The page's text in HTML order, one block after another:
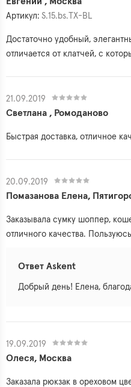
Артикул: S.15.bs.TX-BL
Достаточно удобный,
отличается от клатчей, с
21.09.2019
Светлана , Ромоданово
Быстрая доставка, отличное
20.09.2019
Помазанова Елена,
Заказывала сумку шоппер,
отличного качества.
Ответ Askent
Добрый день! Елена,
19.09.2019
Олеся, Москва
Заказала рюкзак в ореховом